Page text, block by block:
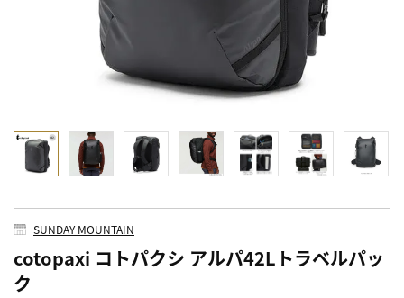
SUNDAY MOUNTAIN
cotopaxi コトパクシ アルパ42Lトラベルパッ
ク